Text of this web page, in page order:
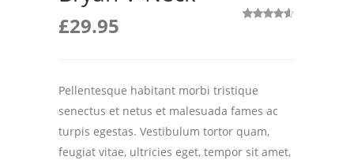
£29.95
Pellentesque habitant morbi tristique
senectus et netus et malesuada fames ac
turpis egestas. Vestibulum tortor quam,
feugiat vitae, ultricies eget, tempor sit amet,